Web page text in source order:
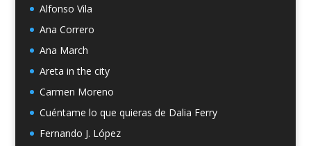
Alfonso Vila
Ana Correro
Ana March
Areta in the city
Carmen Moreno
Cuéntame lo que quieras de Dalia Ferry
Fernando J. López